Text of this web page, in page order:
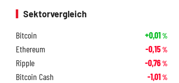
Sektorvergleich
Bitcoin
+0,01%
Ethereum -0,15%
Ripple -0,76%
Bitcoin Cash -1,01%